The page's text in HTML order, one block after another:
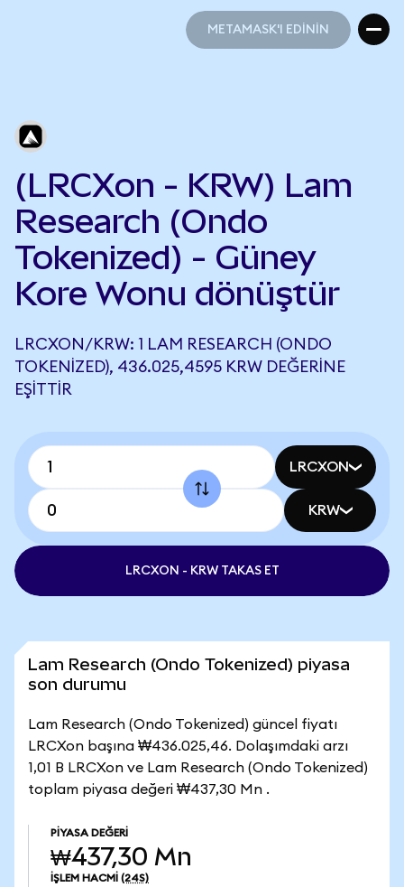
METAMASK'I EDİNİN
(LRCXon - KRW) Lam
Research (Ondo
Tokenized) - Güney
Kore Wonu dönüştür
LRCXON/KRW: 1 LAM RESEARCH (ONDO
TOKENIZED), 436.025,4595 KRW DEĞERINE
EŞITTIR
LRCXON
KRW
LRCXON - KRW TAKAS ET
Lam Research (Ondo Tokenized) piyasa
son durumu
Lam Research (Ondo Tokenized) güncel fiyatı
LRCXon başına ₩436.025,46. Dolaşımdaki arzı
1,01 B LRCXon ve Lam Research (Ondo Tokenized)
toplam piyasa değeri ₩437,30 Mn .
PIYASA DEĞERI
₩437,30 Mn
İŞLEM HACMI (24S)